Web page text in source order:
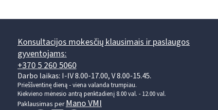
Konsultacijos mokesčių klausimais ir paslaugos
gyventojams:
+370 5 260 5060
Darbo laikas: I-IV 8.00-17.00, V 8.00-15.45.
Prieššventinę dieną - viena valanda trumpiau.
Kiekvieno mėnesio antrą penktadienį 8.00 val. - 12.00 val.
Paklausimas perMano VMI